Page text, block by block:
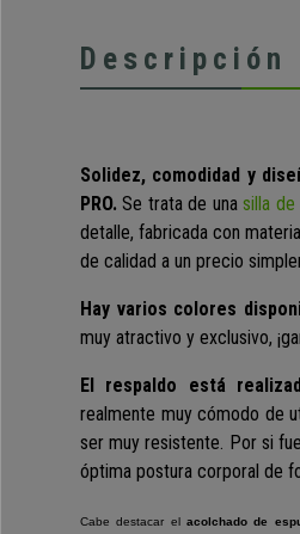
Descripción
Solidez, comodidad y
PRO. Se trata de unasilla
detalle, fabricada con
de calidad a un precio
Hay varios colores
muy atractivo y exclusivo,
El respaldo está
realmente muy cómodo de
ser muy resistente. Por si
óptima postura corporal de
Cabe destacar el acolchado de